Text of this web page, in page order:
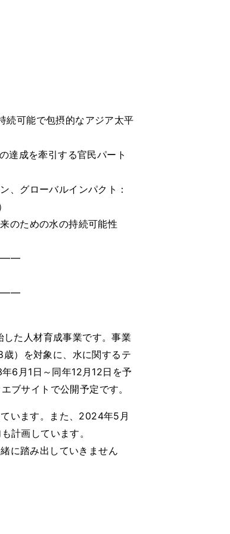
続可能で包摂的なアジア太平
達成を牽引する官民パート
、グローバルインパクト：
のための水の持続可能性
た人材育成事業です。事業
）を対象に、水に関するテ
6月1日～同年12月12日を予
ブサイトで公開予定です。
います。また、2024年5月
計画しています。
に踏み出していきません